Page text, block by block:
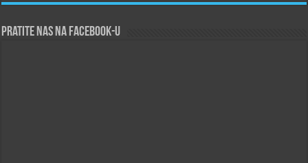
Pratite nas na Facebook-u